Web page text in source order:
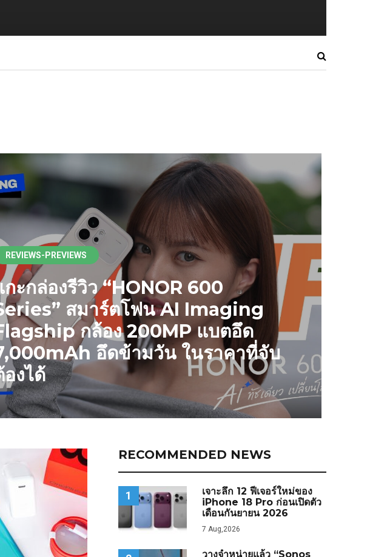
REVIEWS-PREVIEWS
ะกล่องรีวิว “HONOR 600
สมาร์ตโฟน AI Imaging
กล้อง 200MP แบตอึด
อึดข้ามวัน ในราคาที่จับ
งได้
RECOMMENDED NEWS
1
เจาะลึก 12 ฟีเจอร์ใหม่ของ
iPhone 18 Pro ก่อนเปิดตัว
เดือนกันยายน 2026
7 Aug,2026
วางจำหน่ายแล้ว “Sonos